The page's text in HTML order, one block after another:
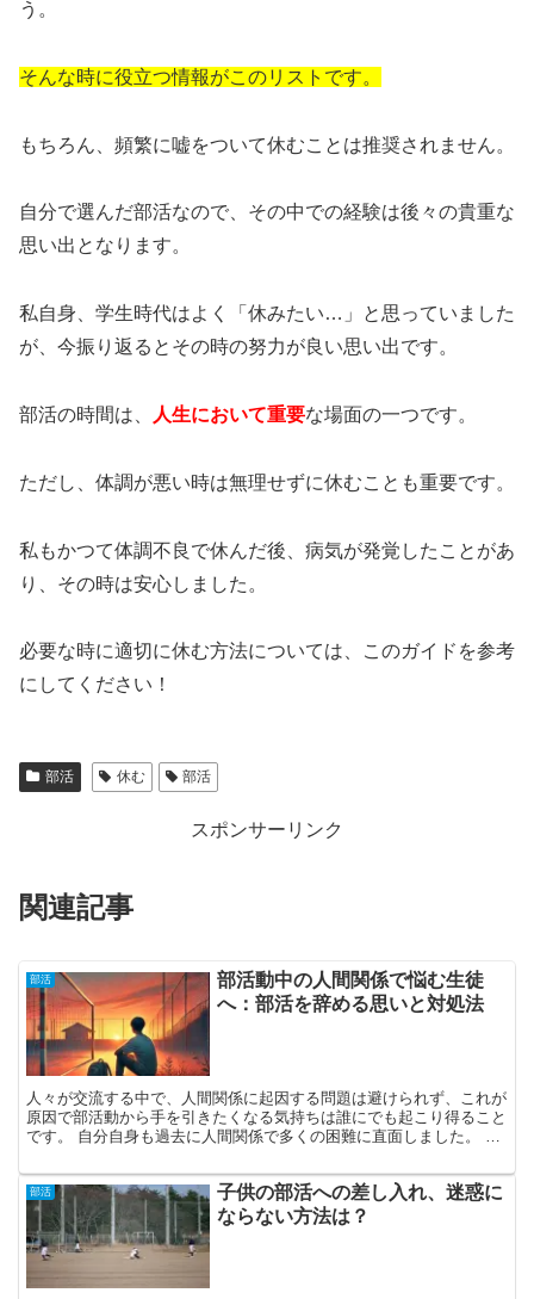
う。
そんな時に役立つ情報がこのリストです。
もちろん、頻繁に嘘をついて休むことは推奨されません。
自分で選んだ部活なので、その中での経験は後々の貴重な
思い出となります。
私自身、学生時代はよく「休みたい…」と思っていました
が、今振り返るとその時の努力が良い思い出です。
部活の時間は、 人生において重要な場面の一つです。
ただし、体調が悪い時は無理せずに休むことも重要です。
私もかつて体調不良で休んだ後、病気が発覚したことがあ
り、その時は安心しました。
必要な時に適切に休む方法については、このガイドを参考
にしてください！
部活 休む 部活
スポンサーリンク
関連記事
部活
部活動中の人間関係で悩む生徒
へ：部活を辞める思いと対処法
人々が交流する中で、人間関係に起因する問題は避けられず、これが
原因で部活動から手を引きたくなる気持ちは誰にでも起こり得ること
です。 自分自身も過去に人間関係で多くの困難に直面しました。 こ
部活
子供の部活への差し入れ、迷惑に
ならない方法は？